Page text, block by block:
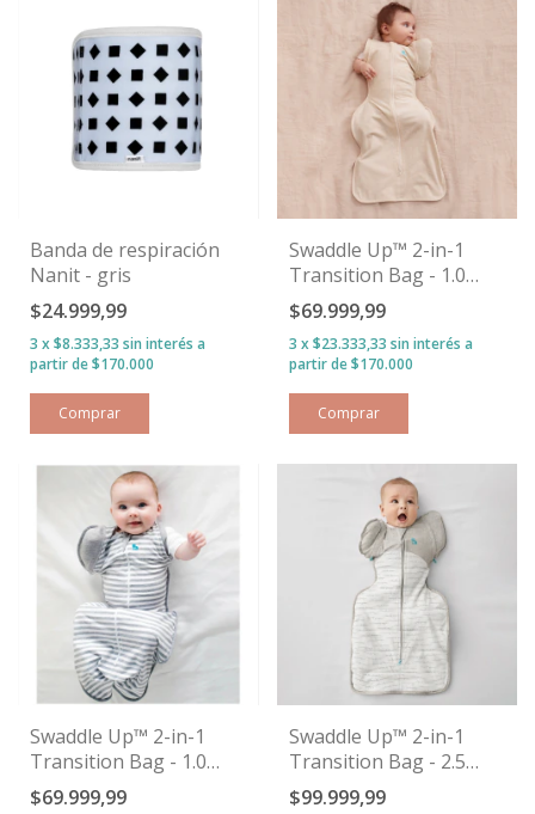
Banda de respiración
Nanit - gris
$24.999,99
3 x$8.333,33 sin interés
Comprar
Swaddle Up™ 2-in-1
Transition Bag - 1.0
TOG - Avena
$69.999,99
3 x$23.333,33 sin interés
Comprar
Swaddle Up™ 2-in-1
Transition Bag - 1.0
TOG - Gris
$69.999,99
Swaddle Up™ 2-in-1
Transition Bag - 2.5
TOG - Blanco
$99.999,99